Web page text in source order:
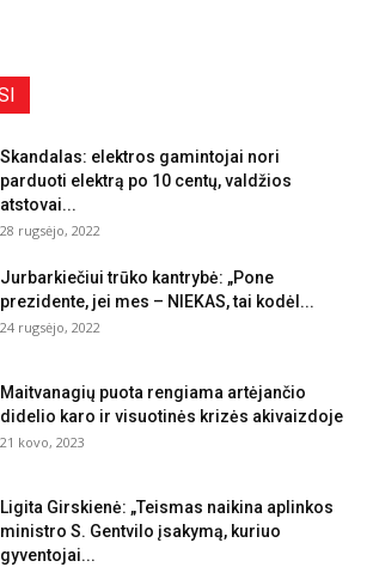
Skandalas: elektros gamintojai nori
parduoti elektrą po 10 centų, valdžios
atstovai...
28 rugsėjo, 2022
Jurbarkiečiui trūko kantrybė: „Pone
prezidente, jei mes – NIEKAS, tai kodėl...
24 rugsėjo, 2022
Maitvanagių puota rengiama artėjančio
didelio karo ir visuotinės krizės akivaizdoje
21 kovo, 2023
Ligita Girskienė: „Teismas naikina aplinkos
ministro S. Gentvilo įsakymą, kuriuo
gyventojai...